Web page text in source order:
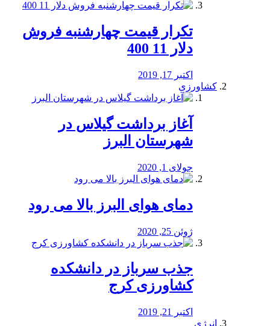
تکرار قیمت چهارشنبه فروش
دلار 11 400
اکتبر 17, 2019
کشاورزی
آغاز برداشت گیلاس در
شهرستان البرز
جولای 1, 2020
دمای هوای البرز بالا می رود
ژوئن 25, 2020
جذب سرباز در دانشکده
کشاورزی کرج
اکتبر 21, 2019
انرژی